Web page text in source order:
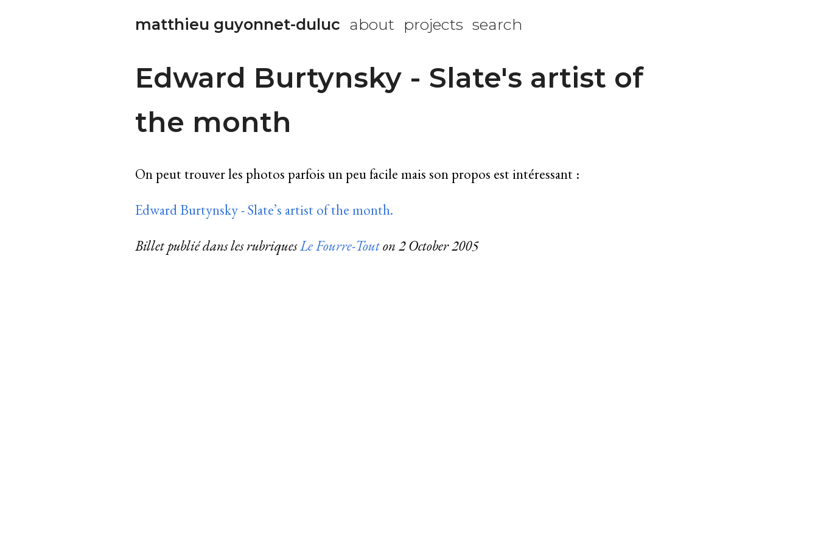
matthieu guyonnet-duluc about projects search
Edward Burtynsky - Slate's artist of
the month
On peut trouver les photos parfois un peu facile mais son propos est intéressant :
Edward Burtynsky - Slate’s artist of the month.
Billet publié dans les rubriquesLe Fourre-Touton 2 October 2005